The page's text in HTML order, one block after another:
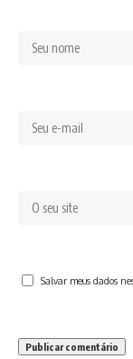
Salvar meus dados